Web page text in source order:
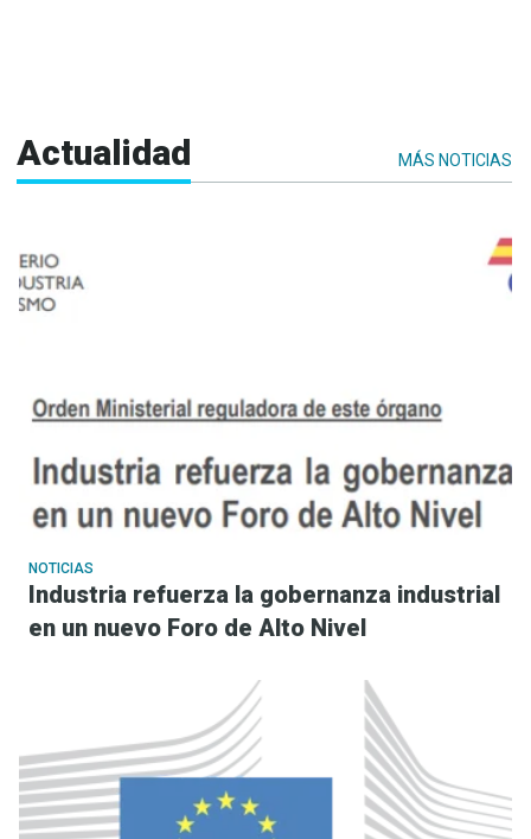
Actualidad MÁS NOTICIAS
NOTICIAS
Industria refuerza la gobernanza industrial
en un nuevo Foro de Alto Nivel